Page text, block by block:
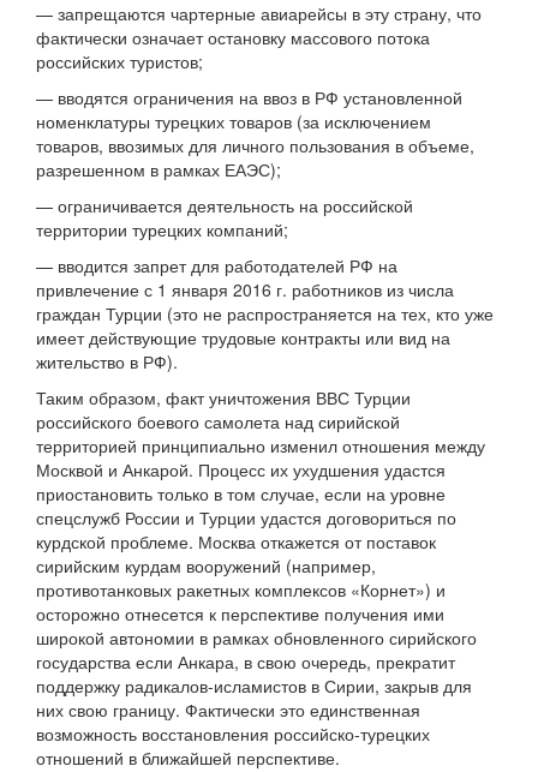
— запрещаются чартерные авиарейсы в эту страну, что
фактически означает остановку массового потока
российских туристов;
— вводятся ограничения на ввоз в РФ установленной
номенклатуры турецких товаров (за исключением
товаров, ввозимых для личного пользования в объеме,
разрешенном в рамках ЕАЭС);
— ограничивается деятельность на российской
территории турецких компаний;
— вводится запрет для работодателей РФ на
привлечение с 1 января 2016 г. работников из числа
граждан Турции (это не распространяется на тех, кто уже
имеет действующие трудовые контракты или вид на
жительство в РФ).
Таким образом, факт уничтожения ВВС Турции
российского боевого самолета над сирийской
территорией принципиально изменил отношения между
Москвой и Анкарой. Процесс их ухудшения удастся
приостановить только в том случае, если на уровне
спецслужб России и Турции удастся договориться по
курдской проблеме. Москва откажется от поставок
сирийским курдам вооружений (например,
противотанковых ракетных комплексов «Корнет») и
осторожно отнесется к перспективе получения ими
широкой автономии в рамках обновленного сирийского
государства если Анкара, в свою очередь, прекратит
поддержку радикалов-исламистов в Сирии, закрыв для
них свою границу. Фактически это единственная
возможность восстановления российско-турецких
отношений в ближайшей перспективе.